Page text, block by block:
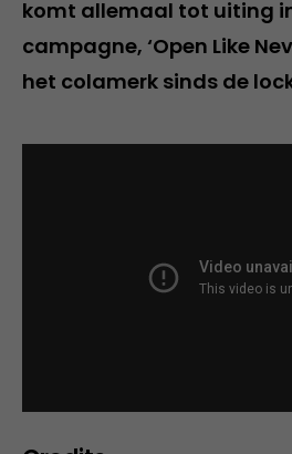
komt allemaal tot uiting
campagne, ‘Open Like
het colamerk sinds de